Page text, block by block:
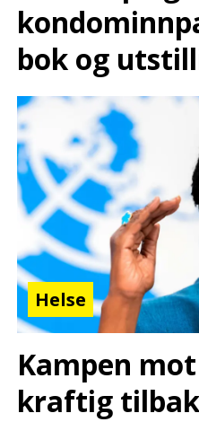
bok og
Helse
Kampen
kraftig